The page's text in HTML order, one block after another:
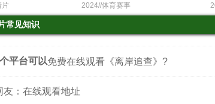
片 2024//体育赛事
常见知识
平台可以免费在线观看《离岸追查》?
友：在线观看地址